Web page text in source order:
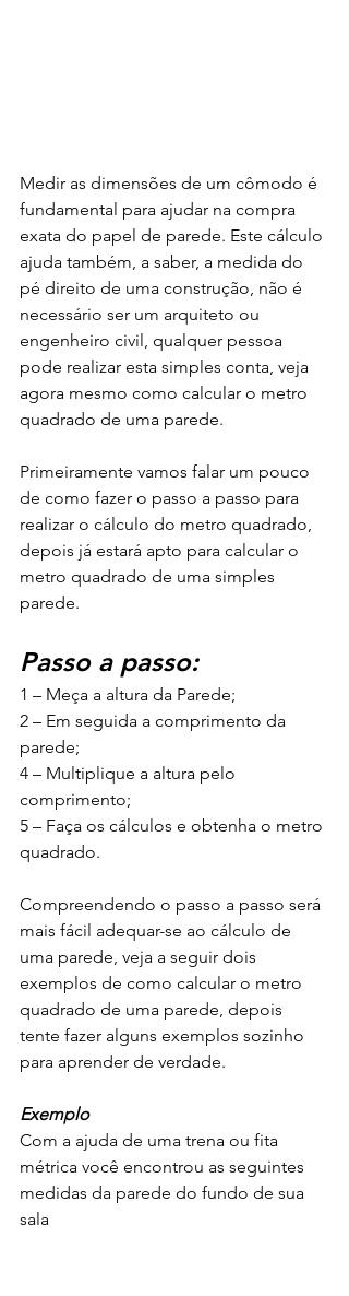
Medir as dimensões de um cômodo é
fundamental para ajudar na compra
exata do papel de parede. Este cálculo
ajuda também, a saber, a medida do
pé direito de uma construção, não é
necessário ser um arquiteto ou
engenheiro civil, qualquer pessoa
pode realizar esta simples conta, veja
agora mesmo como calcular o metro
quadrado de uma parede.
Primeiramente vamos falar um pouco
de como fazer o passo a passo para
realizar o cálculo do metro quadrado,
depois já estará apto para calcular o
metro quadrado de uma simples
parede.
Passo a passo:
1 – Meça a altura da Parede;
2 – Em seguida a comprimento da
parede;
4 – Multiplique a altura pelo
comprimento;
5 – Faça os cálculos e obtenha o metro
quadrado.
Compreendendo o passo a passo será
mais fácil adequar-se ao cálculo de
uma parede, veja a seguir dois
exemplos de como calcular o metro
quadrado de uma parede, depois
tente fazer alguns exemplos sozinho
para aprender de verdade.
Exemplo
Com a ajuda de uma trena ou fita
métrica você encontrou as seguintes
medidas da parede do fundo de sua
sala